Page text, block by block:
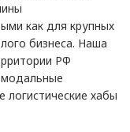
как для крупных
бизнеса. Наша
РФ
логистические хабы